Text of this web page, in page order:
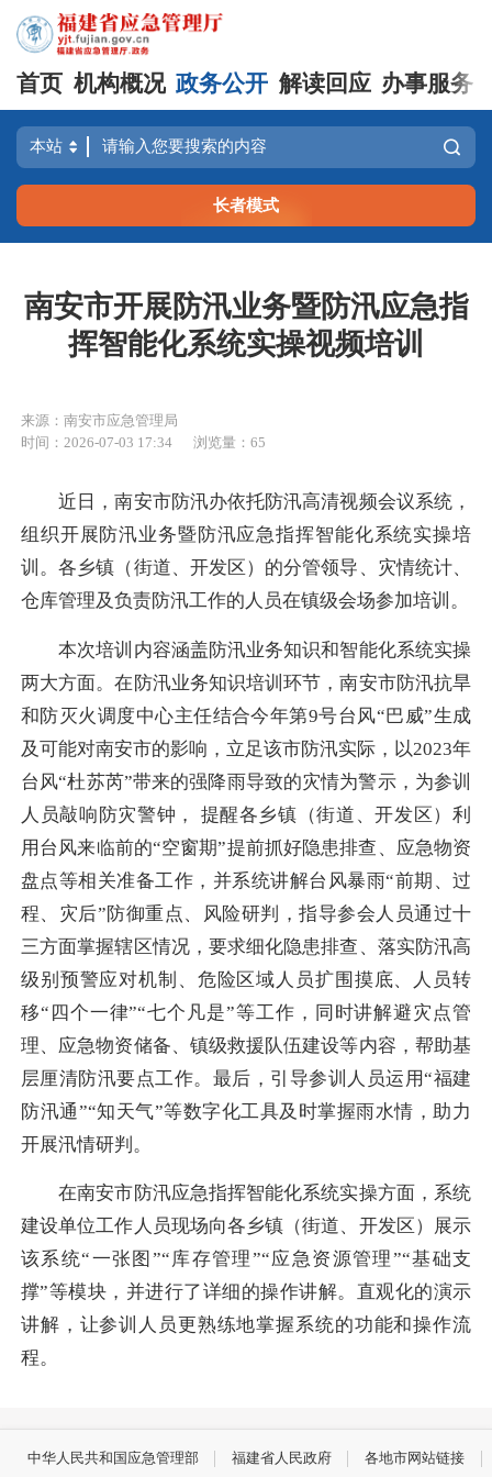
首页 机构概况 政务公开 解读回应 办事服务
长者模式
南安市开展防汛业务暨防汛应急指
挥智能化系统实操视频培训
来源：南安市应急管理局
时间：2026-07-03 17:34
浏览量：65
近日，南安市防汛办依托防汛高清视频会议系统，
组织开展防汛业务暨防汛应急指挥智能化系统实操培
训。各乡镇（街道、开发区）的分管领导、灾情统计、
仓库管理及负责防汛工作的人员在镇级会场参加培训。
本次培训内容涵盖防汛业务知识和智能化系统实操
两大方面。在防汛业务知识培训环节，南安市防汛抗旱
和防灭火调度中心主任结合今年第9号台风“巴威”生成
及可能对南安市的影响，立足该市防汛实际，以2023年
台风“杜苏芮”带来的强降雨导致的灾情为警示，为参训
人员敲响防灾警钟， 提醒各乡镇（街道、开发区）利
用台风来临前的“空窗期”提前抓好隐患排查、应急物资
盘点等相关准备工作，并系统讲解台风暴雨“前期、过
程、灾后”防御重点、风险研判，指导参会人员通过十
三方面掌握辖区情况，要求细化隐患排查、落实防汛高
级别预警应对机制、危险区域人员扩围摸底、人员转
移“四个一律”“七个凡是”等工作，同时讲解避灾点管
理、应急物资储备、镇级救援队伍建设等内容，帮助基
层厘清防汛要点工作。最后，引导参训人员运用“福建
防汛通”“知天气”等数字化工具及时掌握雨水情，助力
开展汛情研判。
在南安市防汛应急指挥智能化系统实操方面，系统
建设单位工作人员现场向各乡镇（街道、开发区）展示
该系统“一张图”“库存管理”“应急资源管理”“基础支
撑”等模块，并进行了详细的操作讲解。直观化的演示
讲解，让参训人员更熟练地掌握系统的功能和操作流
程。
中华人民共和国应急管理部 福建省人民政府 各地市网站链接